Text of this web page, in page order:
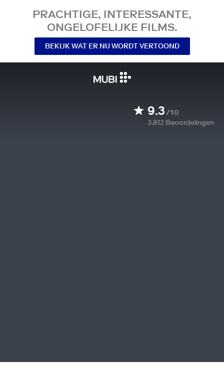
PRACHTIGE, INTERESSANTE,
ONGELOFELIJKE FILMS.
BEKIJK WAT ER NU WORDT VERTOOND
9.3/10
3.812 Beoordelingen